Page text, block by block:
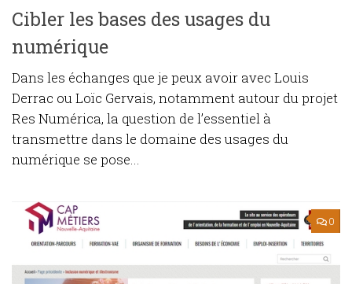
Cibler les bases des usages du
numérique
Dans les échanges que je peux avoir avec Louis
Derrac ou Loïc Gervais, notamment autour du projet
Res Numérica, la question de l’essentiel à
transmettre dans le domaine des usages du
numérique se pose...
0